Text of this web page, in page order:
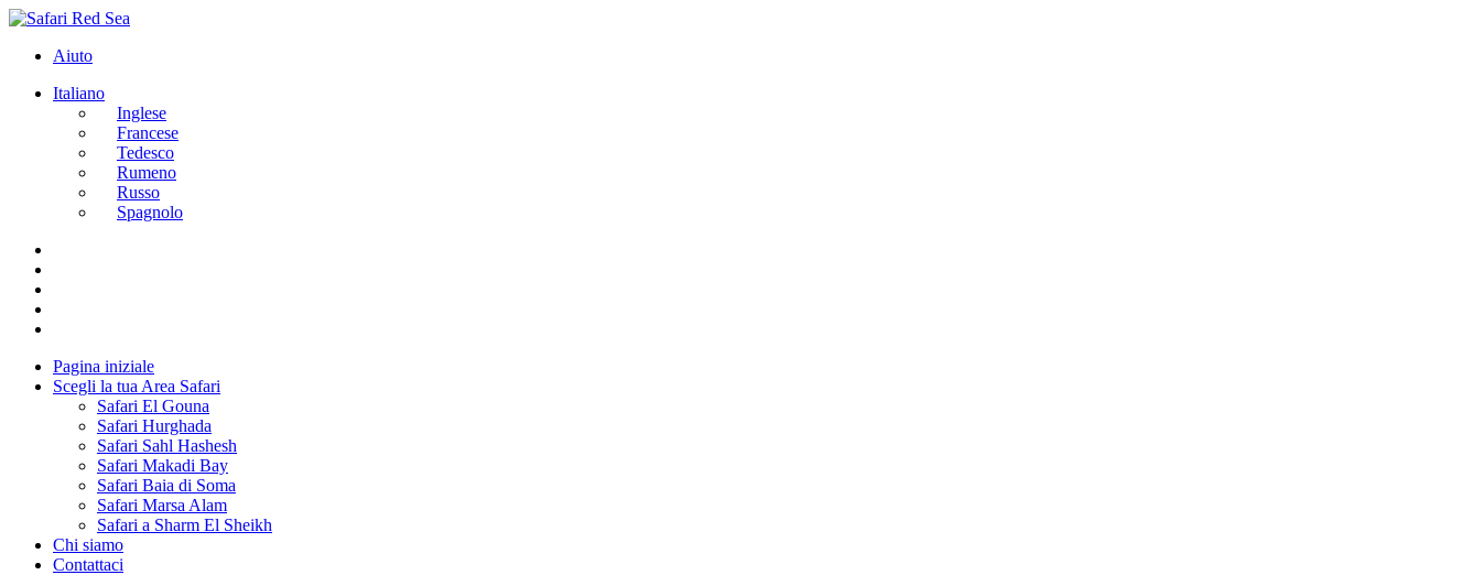
Aiuto
Italiano
Inglese
Francese
Tedesco
Rumeno
Russo
Spagnolo
Pagina iniziale
Scegli la tua Area Safari
Safari El Gouna
Safari Hurghada
Safari Sahl Hashesh
Safari Makadi Bay
Safari Baia di Soma
Safari Marsa Alam
Safari a Sharm El Sheikh
Chi siamo
Contattaci